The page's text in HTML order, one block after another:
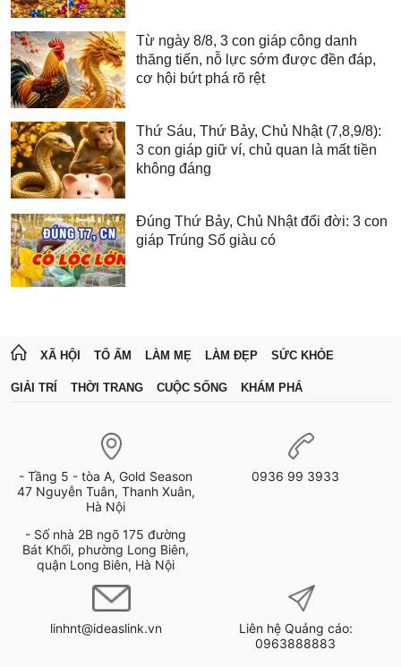
Từ ngày 8/8, 3 con giáp công danh
thăng tiến, nỗ lực sớm được đền đáp,
cơ hội bứt phá rõ rệt
Thứ Sáu, Thứ Bảy, Chủ Nhật (7,8,9/8):
3 con giáp giữ ví, chủ quan là mất tiền
không đáng
Đúng Thứ Bảy, Chủ Nhật đổi đời: 3 con
giáp Trúng Số giàu có
XÃ HỘI TỔ ẤM LÀM MẸ LÀM ĐẸP SỨC KHỎE
GIẢI TRÍ THỜI TRANG CUỘC SỐNG KHÁM PHÁ
- Tầng 5 - tòa A, Gold Season
47 Nguyễn Tuân, Thanh Xuân,
Hà Nội
- Số nhà 2B ngõ 175 đường
Bát Khối, phường Long Biên,
quận Long Biên, Hà Nội
0936 99 3933
linhnt@ideaslink.vn
Liên hệ Quảng cáo:
0963888883